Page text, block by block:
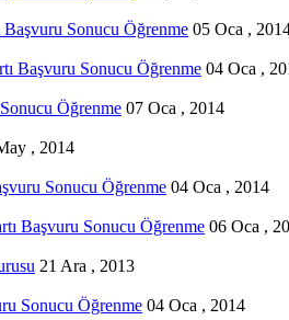
Sonucu Öğrenme 05 Oca ,
Başvuru Sonucu Öğrenme 04 Oca ,
Öğrenme 07 Oca , 2014
, 2014
Sonucu Öğrenme 04 Oca , 2014
Başvuru Sonucu Öğrenme 06 Oca ,
21 Ara , 2013
Sonucu Öğrenme 04 Oca , 2014